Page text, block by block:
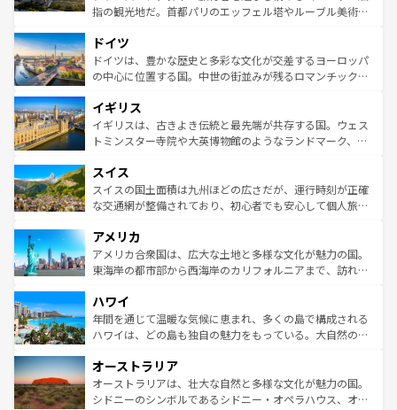
アートに溢れた街角から、地方では古代ローマ遺跡や中世
せる。地方によって風土や気候が異なるスペインはその個
性で訪れる人を魅了する。 なお、新着のスペイン情報は コ
ンテンツ一覧を参照してほしい。
指の観光地だ。首都パリのエッフェル塔やルーブル美術館
で、幅広い魅力が詰まっている。華麗な宮殿、歴史的な大
聖堂、美しいビーチ、そして豊かな自然が、訪れる者を心
から魅了する。また、フランスは美食の国としても知ら
いる。シャンパンの発祥地であるランス、プロヴァンスの
香り高いラベンダー畑など、多彩な楽しみ方が可能だ。さ
らに、パリ以外の地域にも魅力が溢れており、どの街角に
れる地方に足を運ぶとそれぞれで全く異なる文化を体験で
きるだろう。 なお、新着のフランス情報はコンテンツ一覧
を参照してほしい。
ドイツ
ドイツは、豊かな歴史と多彩な文化が交差するヨーロッパ
の中心に位置する国。中世の街並みが残るロマンチック街
顔を持つこの国は、どこを歩いても飽きることがない。ベ
ルリンの文化的活気、バイエルン州のアルプスの絶景、そ
してライン川沿いのワイン畑といった風景は必見。ビール
は、お酒好きな人にはぜひ体験してほしい。 なお、新着の
ドイツ情報はコンテンツ一覧を参照してほしい。
イギリス
イギリスは、古きよき伝統と最先端が共存する国。ウェス
トミンスター寺院や大英博物館のようなランドマーク、歴
リアごとに異なる魅力がある。また、優雅なアフタヌーン
ティー、ビール好きにはたまらない英国パブ、サッカー観
戦など、本場だからこそできる体験も豊富。イギリスを旅
ンツ一覧を参照してほしい。
スイス
スイスの国土面積は九州ほどの広さだが、運行時刻が正確
な交通網が整備されており、初心者でも安心して個人旅行
の建物がそのまま残る町や、スイスならではのユニークな
博物館もあり、アルプス観光だけでなく町歩きも満喫する
ことができる。国民の所得が高いため物価も高いが、旅行
ば市内交通費無料で観光を楽しむこともできる。 なお、新
着のスイス情報はコンテンツ一覧 を参照してほしい。
アメリカ
アメリカ合衆国は、広大な土地と多様な文化が魅力の国。
東海岸の都市部から西海岸のカリフォルニアまで、訪れる
のような巨大都市は、観光、ショッピング、エンターテイ
ンメントが詰まった刺激的なスポットだ。一方、アメリカ
西部には大自然が広がり、グランドキャニオンやイエロー
部のニューオーリンズでは、音楽と美食が融合した独特の
文化が魅力。旅行者はアメリカの各地域で異なる魅力を楽
しみながら、その多様性と豊かな歴史を感じることができ
ハワイ
年間を通じて温暖な気候に恵まれ、多くの島で構成される
ハワイは、どの島も独自の魅力をもっている。大自然の神
ワイ島は見逃せない。また、定番の観光地といえばオアフ
島だが、静かな自然を求めるならマウイ島やカウアイ島が
おすすめ。エメラルドグリーンに輝く海をはじめ、豊かな
オーストラリア
オーストラリアは、壮大な自然と多様な文化が魅力の国。
シドニーのシンボルであるシドニー・オペラハウス、オー